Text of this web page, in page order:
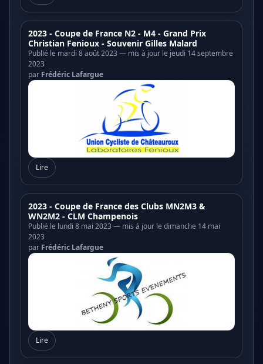
2023 - Coupe de France N2 - M4 - Grand Prix
Christian Fenioux - Souvenir Gilles Malard
Publié le mardi 8 août 2023 — mis à jour le jeudi 14 septembre
2023
par Frédéric Lafargue
Lire
2023 - Coupe de France des Clubs MN2M3 &
WN2M2 - CLM Champenois
Publié le lundi 8 mai 2023 — mis à jour le dimanche 14 mai
2023
par Frédéric Lafargue
Lire